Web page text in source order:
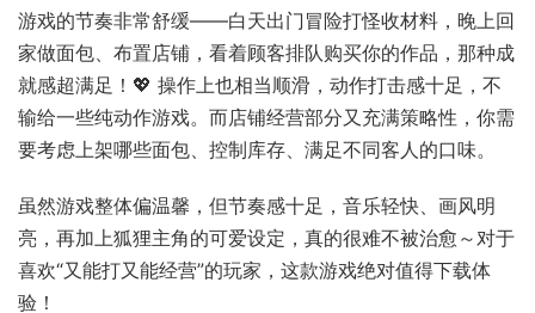
游戏的节奏非常舒缓——白天出门冒险打怪收材料，晚上回
家做面包、布置店铺，看着顾客排队购买你的作品，那种成
就感超满足！💖 操作上也相当顺滑，动作打击感十足，不
输给一些纯动作游戏。而店铺经营部分又充满策略性，你需
要考虑上架哪些面包、控制库存、满足不同客人的口味。
虽然游戏整体偏温馨，但节奏感十足，音乐轻快、画风明
亮，再加上狐狸主角的可爱设定，真的很难不被治愈～对于
喜欢“又能打又能经营”的玩家，这款游戏绝对值得下载体
验！